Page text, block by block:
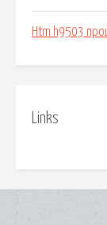
Htm h9503
Links